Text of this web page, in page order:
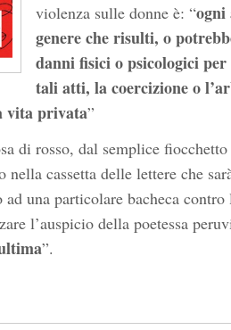
violenza sulle donne è: “ogni
genere che risulti, o
danni fisici o psicologici
tali atti, la coercizione o
vita privata”
di rosso, dal semplice
cassetta delle lettere che
una particolare bacheca
l’auspicio della poetessa
”.